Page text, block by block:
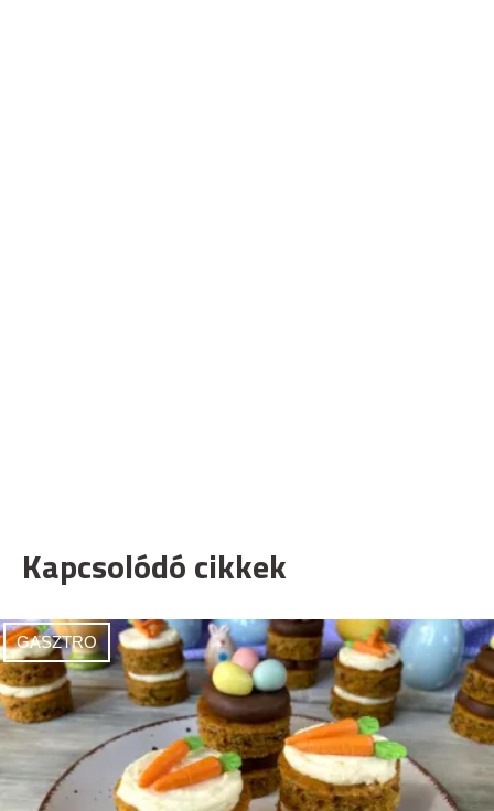
Kapcsolódó cikkek
GASZTRO